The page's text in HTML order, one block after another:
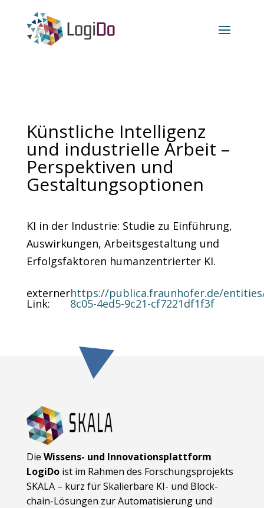
Künstliche Intelligenz
und industrielle Arbeit –
Perspektiven und
Gestaltungsoptionen
KI in der Industrie: Studie zu Einführung,
Auswirkungen, Arbeitsgestaltung und
Erfolgsfaktoren humanzentrierter KI.
externer
Link:
https://publica.fraunhofer.de/
8c05-4ed5-9c21-cf7221df1f3f
Die Wissens- und Innovationsplattform
LogiDoist im Rahmen des Forschungsprojekts
SKALA – kurz für Skalierbare KI- und Block­
chain-Lösungen zur Automatisierung und